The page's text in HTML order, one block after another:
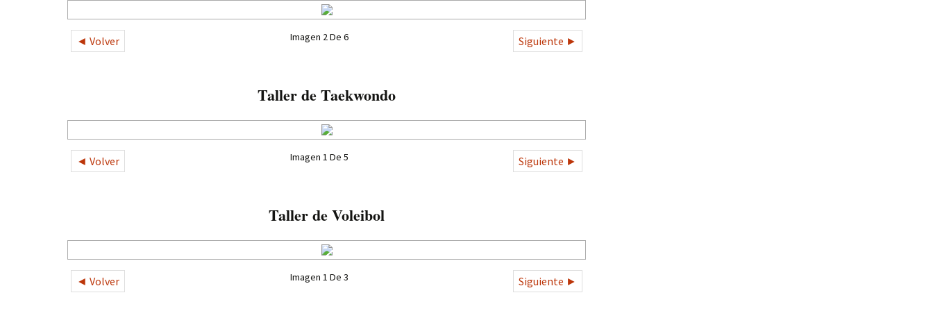
◄ Volver Siguiente ►
Imagen 2 De 6
Taller de Taekwondo
◄ Volver Siguiente ►
Imagen 1 De 5
Taller de Voleibol
◄ Volver Siguiente ►
Imagen 1 De 3